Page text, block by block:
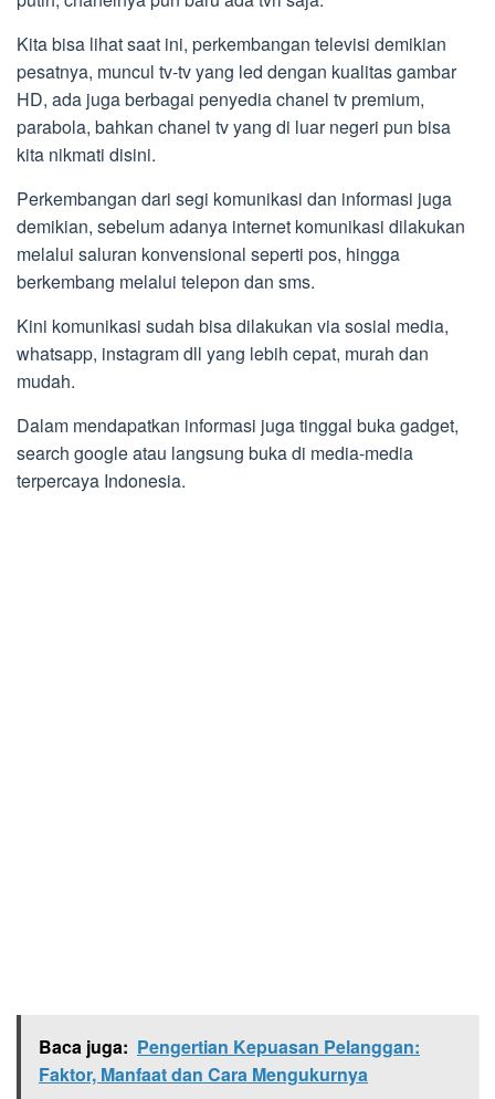
Kita bisa lihat saat ini, perkembangan televisi demikian
pesatnya, muncul tv-tv yang led dengan kualitas gambar
HD, ada juga berbagai penyedia chanel tv premium,
parabola, bahkan chanel tv yang di luar negeri pun bisa
kita nikmati disini.
Perkembangan dari segi komunikasi dan informasi juga
demikian, sebelum adanya internet komunikasi dilakukan
melalui saluran konvensional seperti pos, hingga
berkembang melalui telepon dan sms.
Kini komunikasi sudah bisa dilakukan via sosial media,
whatsapp, instagram dll yang lebih cepat, murah dan
mudah.
Dalam mendapatkan informasi juga tinggal buka gadget,
search google atau langsung buka di media-media
terpercaya Indonesia.
Baca juga: Pengertian Kepuasan Pelanggan:
Faktor, Manfaat dan Cara Mengukurnya